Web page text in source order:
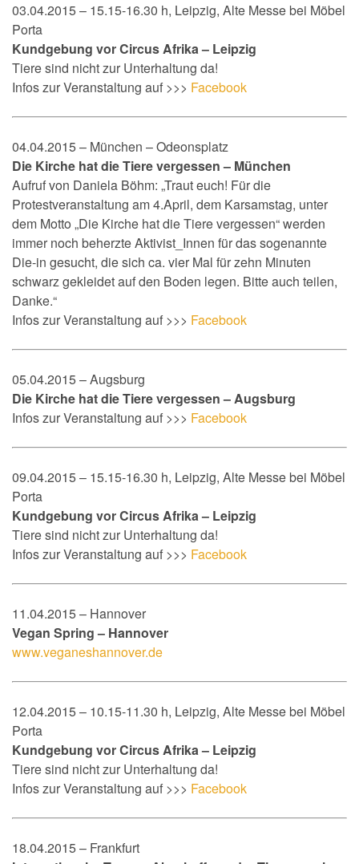
03.04.2015 – 15.15-16.30 h, Leipzig, Alte Messe bei Möbel
Porta
Kundgebung vor Circus Afrika – Leipzig
Tiere sind nicht zur Unterhaltung da!
Infos zur Veranstaltung auf >>> Facebook
04.04.2015 – München – Odeonsplatz
Die Kirche hat die Tiere vergessen – München
Aufruf von Daniela Böhm: „Traut euch! Für die
Protestveranstaltung am 4.April, dem Karsamstag, unter
dem Motto „Die Kirche hat die Tiere vergessen“ werden
immer noch beherzte Aktivist_Innen für das sogenannte
Die-in gesucht, die sich ca. vier Mal für zehn Minuten
schwarz gekleidet auf den Boden legen. Bitte auch teilen,
Danke.“
Infos zur Veranstaltung auf >>> Facebook
05.04.2015 – Augsburg
Die Kirche hat die Tiere vergessen – Augsburg
Infos zur Veranstaltung auf >>> Facebook
09.04.2015 – 15.15-16.30 h, Leipzig, Alte Messe bei Möbel
Porta
Kundgebung vor Circus Afrika – Leipzig
Tiere sind nicht zur Unterhaltung da!
Infos zur Veranstaltung auf >>> Facebook
11.04.2015 – Hannover
Vegan Spring – Hannover
www.veganeshannover.de
12.04.2015 – 10.15-11.30 h, Leipzig, Alte Messe bei Möbel
Porta
Kundgebung vor Circus Afrika – Leipzig
Tiere sind nicht zur Unterhaltung da!
Infos zur Veranstaltung auf >>> Facebook
18.04.2015 – Frankfurt